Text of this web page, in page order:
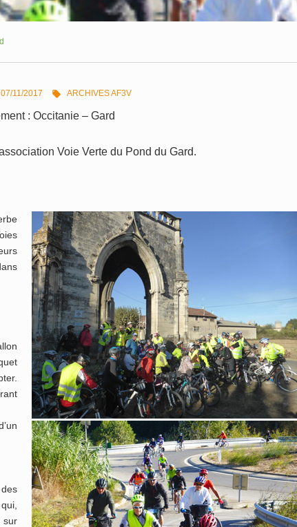
07/11/2017  ARCHIVES AF3V
: Occitanie – Gard
Voie Verte du Pond du Gard.
sur